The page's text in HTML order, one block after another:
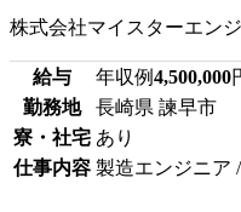
株式会社マイスターエン
給与 年収例4,500,000
勤務地
長崎県 諫早市
寮・社宅 あり
仕事内容 製造エンジニア